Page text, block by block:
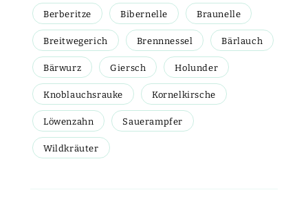
Berberitze Bibernelle Braunelle
Breitwegerich Brennnessel Bärlauch
Bärwurz Giersch Holunder
Knoblauchsrauke Kornelkirsche
Löwenzahn Sauerampfer
Wildkräuter